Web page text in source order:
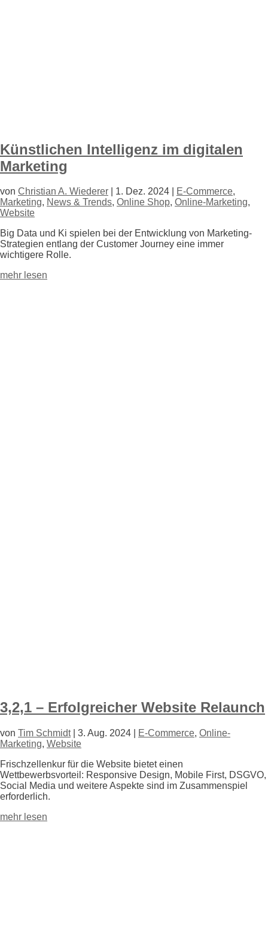
Künstlichen Intelligenz im digitalen
Marketing
von Christian A. Wiederer 1. Dez. 2024 E-Commerce,
Marketing, News & Trends, Online Shop, Online-Marketing,
Website
Big Data und Ki spielen bei der Entwicklung von Marketing-
Strategien entlang der Customer Journey eine immer
wichtigere Rolle.
mehr lesen
3,2,1 – Erfolgreicher Website Relaunch
von Tim Schmidt| 3. Aug. 2024 E-Commerce, Online-
Marketing, Website
Frischzellenkur für die Website bietet einen
Wettbewerbsvorteil: Responsive Design, Mobile First, DSGVO,
Social Media und weitere Aspekte sind im Zusammenspiel
erforderlich.
mehr lesen